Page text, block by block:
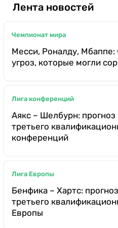
Лента новостей
Чемпионат мира
Месси, Роналду,
угроз, которые могли
Лига конференций
Аякс – Шелбурн:
третьего
конференций
Лига Европы
Бенфика – Хартс:
третьего
Европы